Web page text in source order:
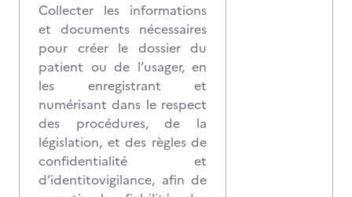
Collecter les informations
et documents nécessaires
pour créer le dossier du
patient ou de l’usager, en
les enregistrant et
numérisant dans le respect
des procédures, de la
législation, et des règles de
confidentialité et
d’identitovigilance, afin de